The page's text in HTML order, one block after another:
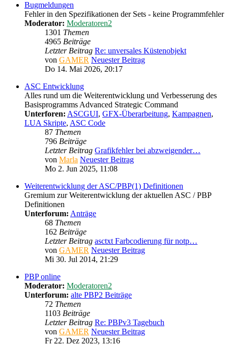
Bugmeldungen
Fehler in den Spezifikationen der Sets - keine Programmfehler
Moderator: Moderatoren2
1301 Themen
4965 Beiträge
Letzter Beitrag Re: unversales Küstenobjekt
von GAMER Neuester Beitrag
Do 14. Mai 2026, 20:17
ASC Entwicklung
Alles rund um die Weiterentwicklung und Verbesserung des
Basisprogramms Advanced Strategic Command
Unterforen: ASCGUI, GFX-Überarbeitung, Kampagnen,
LUA Skripte, ASC Code
87 Themen
796 Beiträge
Letzter Beitrag Grafikfehler bei abzweigender…
von Marla Neuester Beitrag
Mo 2. Jun 2025, 11:08
Weiterentwicklung der ASC/PBP(1) Definitionen
Gremium zur Weiterentwicklung der aktuellen ASC / PBP
Definitionen
Unterforum: Anträge
68 Themen
162 Beiträge
Letzter Beitrag asctxt Farbcodierung für notp…
von GAMER Neuester Beitrag
Mi 30. Jul 2014, 21:29
PBP online
Moderator: Moderatoren2
Unterforum: alte PBP2 Beiträge
72 Themen
1103 Beiträge
Letzter Beitrag Re: PBPv3 Tagebuch
von GAMER Neuester Beitrag
Fr 22. Dez 2023, 13:16